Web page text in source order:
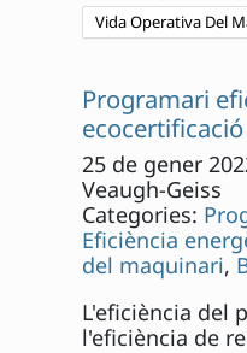
Vida Operativa Del
Programari
25 de gener
Veaugh-Geiss
Categories:
Eficiència
del maquinari,
L'eficiència del
l'eficiència de